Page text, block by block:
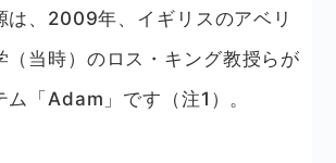
は、2009年、イギリスのアベリ
（当時）のロス・キング教授らが
ム「Adam」です
（注1） 。